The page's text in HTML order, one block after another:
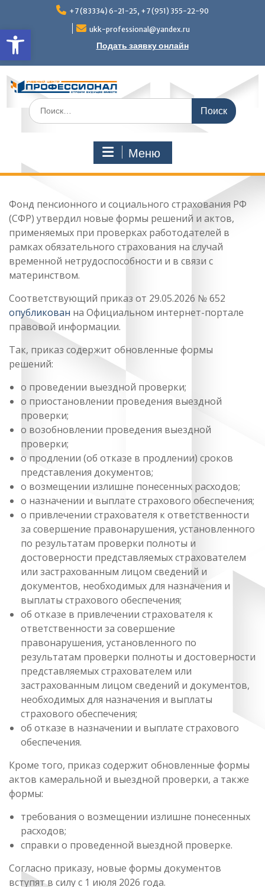
Открыть панель
содержимому
+7 (83334) 6-21-25, +7 (951) 355-22-90
ukk-professional@yandex.ru
Подать заявку онлайн
Поиск
по:
Меню
Фонд пенсионного и социального страхования РФ
(СФР) утвердил новые формы решений и актов,
применяемых при проверках работодателей в
рамках обязательного страхования на случай
временной нетрудоспособности и в связи с
материнством.
Соответствующий приказ от 29.05.2026 № 652
опубликован на Официальном интернет-портале
правовой информации.
Так, приказ содержит обновленные формы
решений:
о проведении выездной проверки;
о приостановлении проведения выездной
проверки;
о возобновлении проведения выездной
проверки;
о продлении (об отказе в продлении) сроков
представления документов;
о возмещении излишне понесенных расходов;
о назначении и выплате страхового обеспечения;
о привлечении страхователя к ответственности
за совершение правонарушения, установленного
по результатам проверки полноты и
достоверности представляемых страхователем
или застрахованным лицом сведений и
документов, необходимых для назначения и
выплаты страхового обеспечения;
об отказе в привлечении страхователя к
ответственности за совершение
правонарушения, установленного по
результатам проверки полноты и достоверности
представляемых страхователем или
застрахованным лицом сведений и документов,
необходимых для назначения и выплаты
страхового обеспечения;
об отказе в назначении и выплате страхового
обеспечения.
Кроме того, приказ содержит обновленные формы
актов камеральной и выездной проверки, а также
формы:
требования о возмещении излишне понесенных
расходов;
справки о проведенной выездной проверке.
Согласно приказу, новые формы документов
вступят в силу с 1 июля 2026 года.